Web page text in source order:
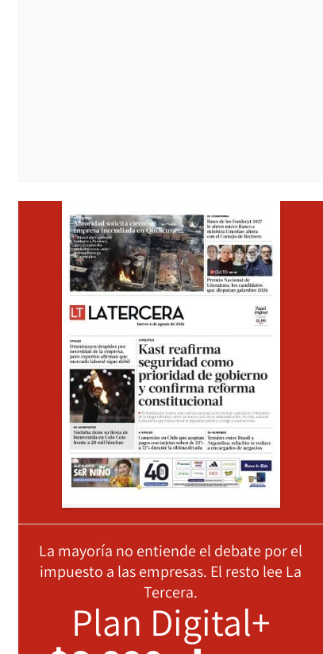
La mayoría no entiende el debate por el
impuesto a las empresas. El resto lee La
Tercera.
Plan Digital+